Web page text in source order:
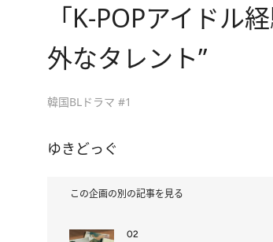
「K-POPアイドル
外なタレント”
韓国BLドラマ #1
ゆきどっぐ
この企画の別の記事を見る
02